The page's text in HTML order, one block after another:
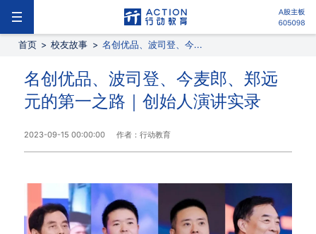
首页 > 校友故事 > 名创优品、波司登、今...
名创优品、波司登、今麦郎、郑远
元的第一之路｜创始人演讲实录
2023-09-15 00:00:00 作者：行动教育